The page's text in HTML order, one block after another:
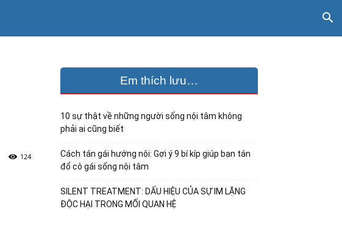
124
Em thích lưu…
10 sự thật về những người sống nội tâm không
phải ai cũng biết
Cách tán gái hướng nội: Gợi ý 9 bí kíp giúp bạn tán
đổ cô gái sống nội tâm
SILENT TREATMENT: DẤU HIỆU CỦA SỰ IM LẶNG
ĐỘC HẠI TRONG MỐI QUAN HỆ